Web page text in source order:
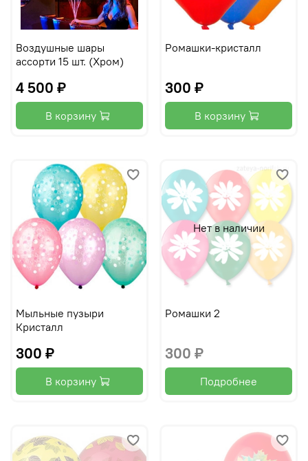
Воздушные шары
ассорти 15 шт. (Хром)
4 500 ₽
В корзину
Ромашки-кристалл
300 ₽
В корзину
Мыльные пузыри
Кристалл
300 ₽
В корзину
Нет в наличии
Ромашки 2
300 ₽
Подробнее